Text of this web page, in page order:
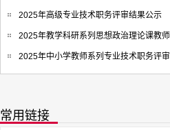
2025年高级专业技术职务评审结果公示
2025年教学科研系列思想政治理论课教
2025年中小学教师系列专业技术职务评
常用链接